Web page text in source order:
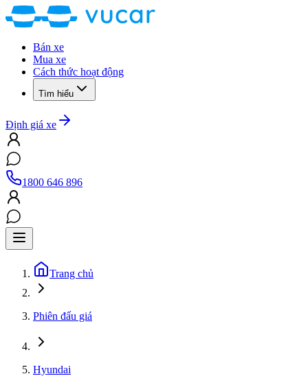
Bán xe
Mua xe
Cách thức hoạt động
Tìm hiểu
Định giá xe
1800 646 896
Trang chủ
Phiên đấu giá
Hyundai